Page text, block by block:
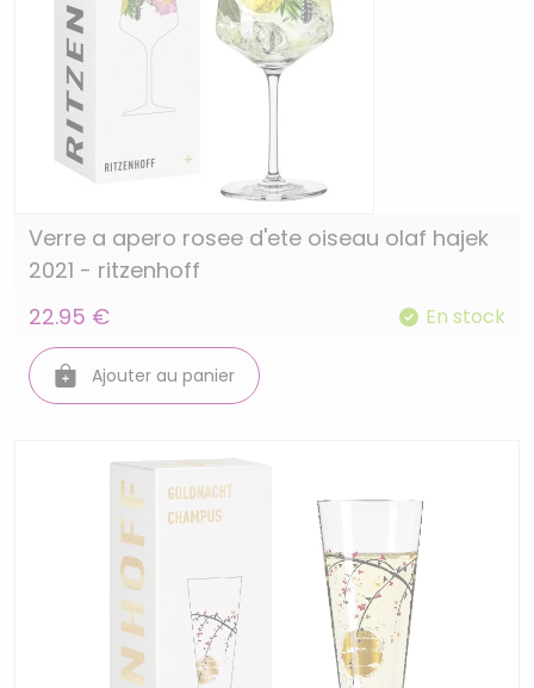
Verre a apero rosee d'ete oiseau olaf hajek
2021 - ritzenhoff
22.95 €
En stock
Ajouter au panier